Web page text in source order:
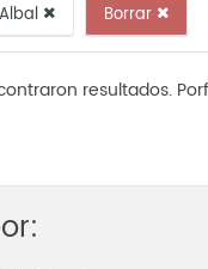
Albal Borrar
resultados.